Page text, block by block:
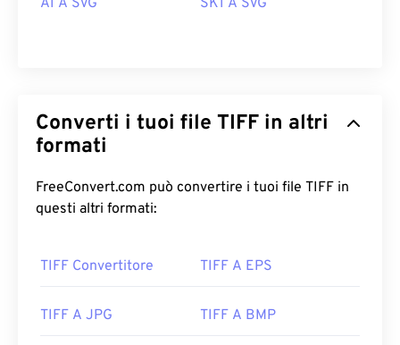
AI A SVG SK1 A SVG
Converti i tuoi file TIFF in altri
formati
FreeConvert.com può convertire i tuoi file TIFF in
questi altri formati:
TIFF Convertitore TIFF A EPS
TIFF A JPG TIFF A BMP